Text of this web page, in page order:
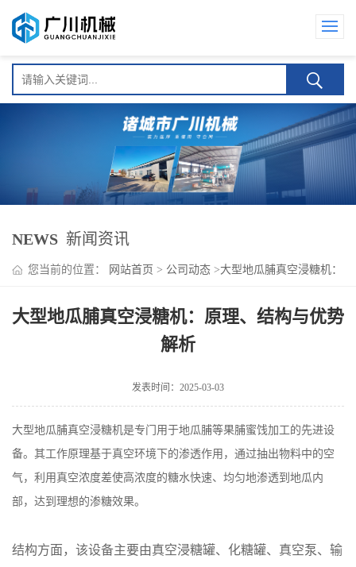
NEWS 新闻资讯
您当前的位置： 网站首页 > 公司动态 >大型地瓜脯真空浸糖机：
大型地瓜脯真空浸糖机：原理、结构与优势
解析
发表时间：2025-03-03
大型地瓜脯真空浸糖机是专门用于地瓜脯等果脯蜜饯加工的先进设
备。其工作原理基于真空环境下的渗透作用，通过抽出物料中的空
气，利用真空浓度差使高浓度的糖水快速、均匀地渗透到地瓜内
部，达到理想的渗糖效果。
结构方面，该设备主要由真空浸糖罐、化糖罐、真空泵、输